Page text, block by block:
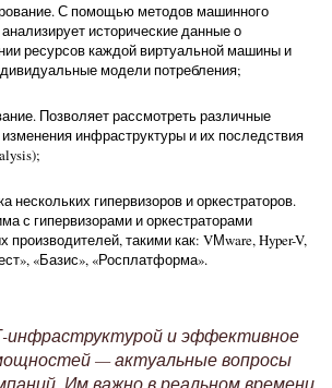
С помощью методов машинного
исторические данные о
ресурсов каждой виртуальной машины и
модели потребления;
Позволяет рассмотреть различные
инфраструктуры и их последствия
нескольких гипервизоров и оркестраторов.
с гипервизорами и оркестраторами
производителей, такими как: VМware, Hyper-V,
«Базис», «Росплатформа».
инфраструктурой и эффективное
— актуальные вопросы
Им важно в реальном времени